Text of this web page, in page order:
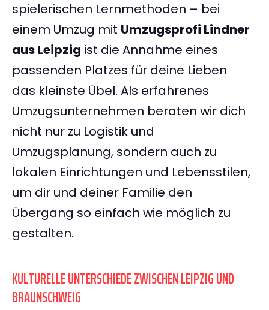
spielerischen Lernmethoden – bei
einem Umzug mit Umzugsprofi Lindner
aus Leipzig ist die Annahme eines
passenden Platzes für deine Lieben
das kleinste Übel. Als erfahrenes
Umzugsunternehmen beraten wir dich
nicht nur zu Logistik und
Umzugsplanung, sondern auch zu
lokalen Einrichtungen und Lebensstilen,
um dir und deiner Familie den
Übergang so einfach wie möglich zu
gestalten.
KULTURELLE UNTERSCHIEDE ZWISCHEN LEIPZIG UND
BRAUNSCHWEIG